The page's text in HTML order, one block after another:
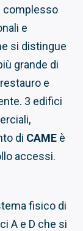
complesso
e
si distingue
grande di
e
3 edifici
di CAME è
accessi.
fisico di
A e D che si